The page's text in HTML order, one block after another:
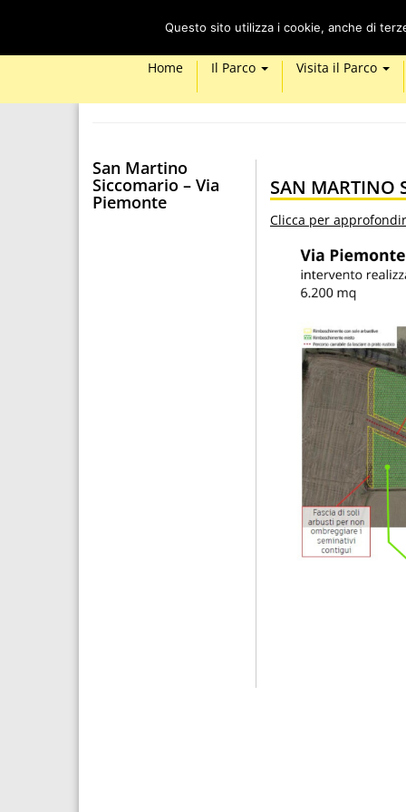
Home Il Parco Visita il Parco
San Martino
Siccomario – Via
Piemonte
SAN MARTINO
Clicca per
Questo sito utilizza i cookie, anche di